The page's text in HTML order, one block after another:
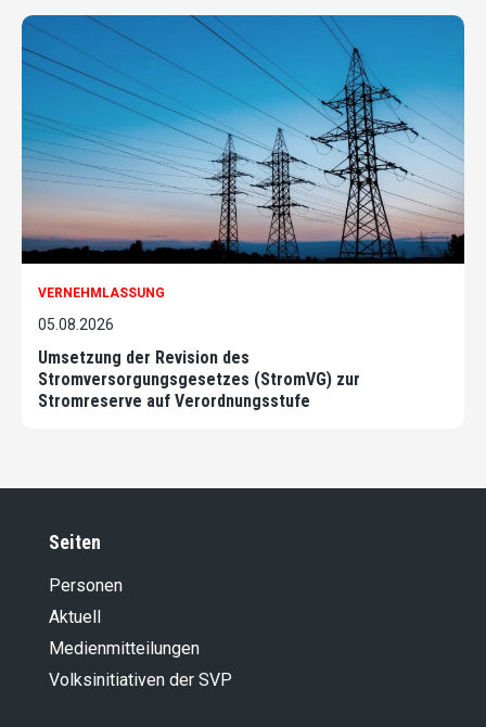
VERNEHMLASSUNG
05.08.2026
Umsetzung der Revision des
Stromversorgungsgesetzes (StromVG) zur
Stromreserve auf Verordnungsstufe
Seiten
Personen
Aktuell
Medienmitteilungen
Volksinitiativen der SVP